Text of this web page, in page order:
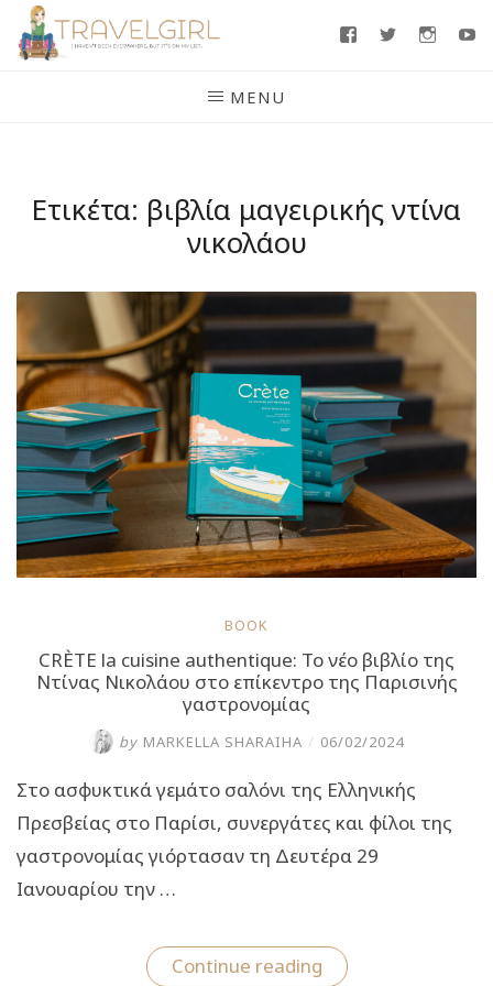
Skip
FacebookTwitter
MENU
Ετικέτα: βιβλία μαγειρικής ντίνα
νικολάου
BOOK
CRÈTE la cuisine authentique: Το νέο βιβλίο της
Ντίνας Νικολάου στο επίκεντρο της Παρισινής
γαστρονομίας
by MARKELLA SHARAIHA / 06/02/2024
Στο ασφυκτικά γεμάτο σαλόνι της Ελληνικής
Πρεσβείας στο Παρίσι, συνεργάτες και φίλοι της
γαστρονομίας γιόρτασαν τη Δευτέρα 29
Ιανουαρίου την …
Continue reading“CRÈTE